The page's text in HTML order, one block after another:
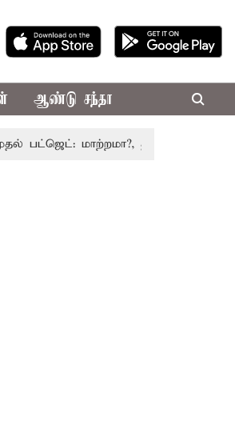
ஆண்டு சந்தா
மாற்றமா?, தடுமாற்றமா?